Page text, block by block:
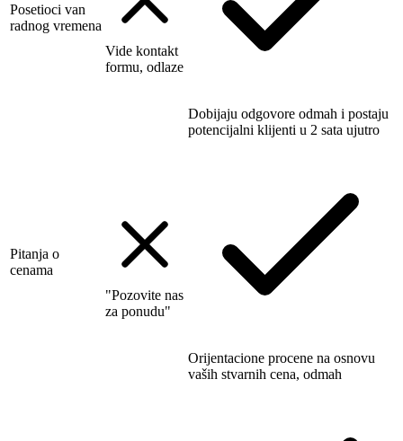
Posetioci van
radnog vremena
Vide kontakt
formu, odlaze
Dobijaju odgovore odmah i postaju
potencijalni klijenti u 2 sata ujutro
Pitanja o
cenama
"Pozovite nas
za ponudu"
Orijentacione procene na osnovu
vaših stvarnih cena, odmah